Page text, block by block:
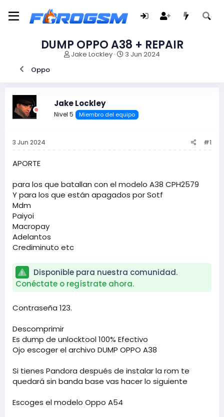
DUMP OPPO A38 + REPAIR
I
d
o
m
a
Jake Lockley
F
e
i
3 Jun 2024
Oppo
Jake Lockley
Nivel 5 Miembro del equipo
3 Jun 2024 #1
APORTE
para los que batallan con el modelo A38 CPH2579
Y para los que están apagados por Sotf
Mdm
Paiyoi
Macropay
Adelantos
Crediminuto etc
Disponible para nuestra comunidad.
Conéctate o regístrate ahora.
Contraseña 123.
Descomprimir
Es dump de unlocktool 100% Efectivo
Ojo escoger el archivo DUMP OPPO A38
Si tienes Pandora después de instalar la rom te
quedará sin banda base vas hacer lo siguiente
Escoges el modelo Oppo A54